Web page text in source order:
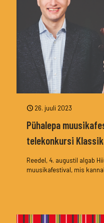
26. juuli 2023
Pühalepa
telekonkursi
Reedel, 4. augustil algab
muusikafestival, mis